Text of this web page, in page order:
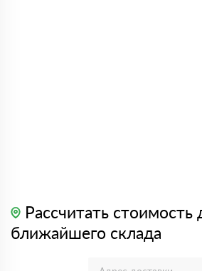
Рассчитать стоимость
ближайшего склада